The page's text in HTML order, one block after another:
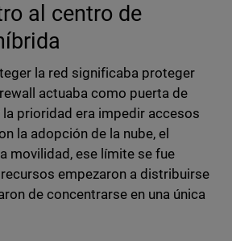
al centro de
la red significaba proteger
actuaba como puerta de
la prioridad era impedir accesos
la adopción de la nube, el
movilidad, ese límite se fue
empezaron a distribuirse
de concentrarse en una única